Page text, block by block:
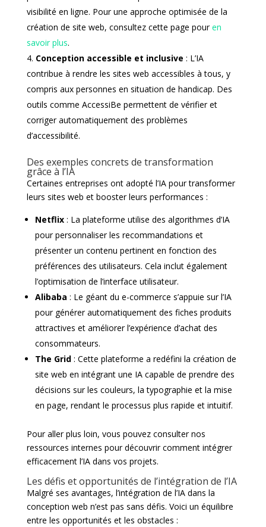
visibilité en ligne. Pour une approche optimisée de la
création de site web, consultez cette page pouren
savoir plus.
Conception accessible et inclusive : L’IA
contribue à rendre les sites web accessibles à tous, y
compris aux personnes en situation de handicap. Des
outils comme AccessiBe permettent de vérifier et
corriger automatiquement des problèmes
d’accessibilité.
Des exemples concrets de transformation
grâce à l’IA
Certaines entreprises ont adopté l’IA pour transformer
leurs sites web et booster leurs performances :
Netflix: La plateforme utilise des algorithmes d’IA
pour personnaliser les recommandations et
présenter un contenu pertinent en fonction des
préférences des utilisateurs. Cela inclut également
l’optimisation de l’interface utilisateur.
Alibaba : Le géant du e-commerce s’appuie sur l’IA
pour générer automatiquement des fiches produits
attractives et améliorer l’expérience d’achat des
consommateurs.
The Grid: Cette plateforme a redéfini la création de
site web en intégrant une IA capable de prendre des
décisions sur les couleurs, la typographie et la mise
en page, rendant le processus plus rapide et intuitif.
Pour aller plus loin, vous pouvez consulter nos
ressources internes pour découvrir comment intégrer
efficacement l’IA dans vos projets.
Les défis et opportunités de l’intégration de l’IA
Malgré ses avantages, l’intégration de l’IA dans la
conception web n’est pas sans défis. Voici un équilibre
entre les opportunités et les obstacles :